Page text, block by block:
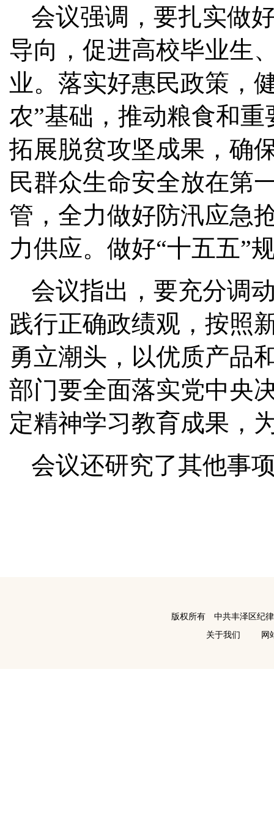
会议强调，要扎实做
导向，促进高校毕业生
业。落实好惠民政策，
农”基础，推动粮食和
拓展脱贫攻坚成果，确
民群众生命安全放在第
管，全力做好防汛应急
力供应。做好“十五五”
会议指出，要充分调
践行正确政绩观，按照
勇立潮头，以优质产品
部门要全面落实党中央
定精神学习教育成果，
会议还研究了其他事
版权所有 中共丰泽区纪
关于我们
网